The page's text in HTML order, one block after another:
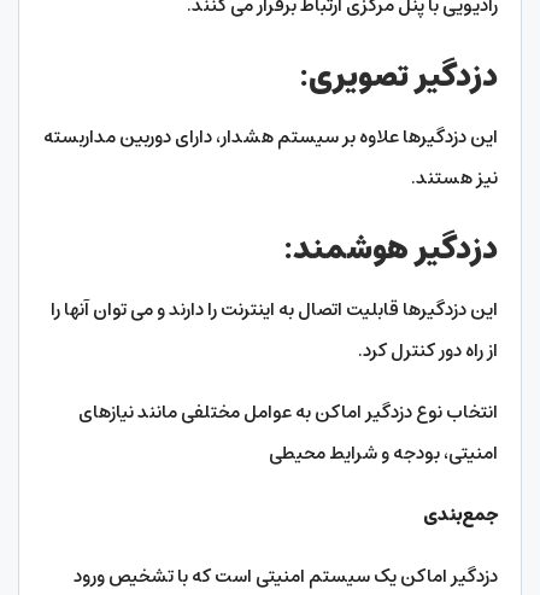
دزدگیر تصویری:
این دزدگیرها علاوه بر سیستم هشدار، دارای دوربین مداربسته
نیز هستند.
دزدگیر هوشمند:
این دزدگیرها قابلیت اتصال به اینترنت را دارند و می توان آنها را
از راه دور کنترل کرد.
انتخاب نوع دزدگیر اماکن به عوامل مختلفی مانند نیازهای
امنیتی، بودجه و شرایط محیطی
جمع‌بندی
دزدگیر اماکن یک سیستم امنیتی است که با تشخیص ورود